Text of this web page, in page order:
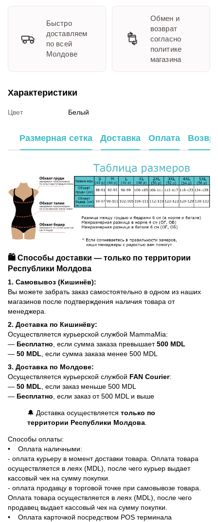
Быстро
доставляем
по всей
Молдове
Обмен и
возврат
согласно
политике
магазина
Характеристики
Цвет Белый
Размерная сетка Доставка Оплата
🛍️ Способы доставки — только по территории
Республики Молдова
1. Самовывоз (Кишинёв):
Вы можете забрать заказ самостоятельно в одном из наших
магазинов после подтверждения наличия товара от
менеджера.
2. Доставка по Кишинёву:
Осуществляется курьерской службой MammaMia:
— Бесплатно , если сумма заказа превышает500 MDL
— 50 MDL , если сумма заказа менее 500 MDL
3. Доставка по Молдове:
Осуществляется курьерской службой FAN Courier:
— 50 MDL , если заказ меньше 500 MDL
— Бесплатно , если заказ от 500 MDL и выше
🔔 Доставка осуществляется только по
территории Республики Молдова
Способы оплаты:
• Оплата наличными:
- оплата курьеру в момент доставки товара. Оплата товара
осуществляется в леях (MDL), после чего курьер выдает
кассовый чек на сумму покупки.
- оплата продавцу в торговой точке при самовывозе товара.
Оплата товара осуществляется в леях (MDL), после чего
продавец выдает кассовый чек на сумму покупки.
• Оплата карточкой посредством POS терминала